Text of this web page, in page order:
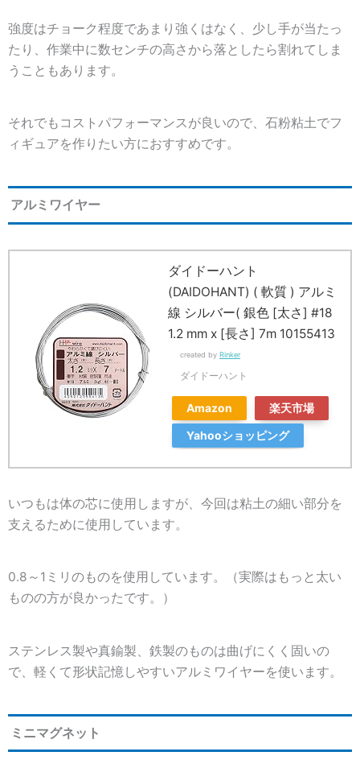
強度はチョーク程度であまり強くはなく、少し手が当たっ
たり、作業中に数センチの高さから落としたら割れてしま
うこともあります。
それでもコストパフォーマンスが良いので、石粉粘土でフ
ィギュアを作りたい方におすすめです。
アルミワイヤー
ダイドーハント
(DAIDOHANT) ( 軟質 ) アルミ
線 シルバー( 銀色 [太さ] #18
1.2 mm x [長さ] 7m 10155413
created by Rinker
ダイドーハント
Amazon
楽天市場
Yahooショッピング
いつもは体の芯に使用しますが、今回は粘土の細い部分を
支えるために使用しています。
0.8～1ミリのものを使用しています。（実際はもっと太い
ものの方が良かったです。）
ステンレス製や真鍮製、鉄製のものは曲げにくく固いの
で、軽くて形状記憶しやすいアルミワイヤーを使います。
ミニマグネット